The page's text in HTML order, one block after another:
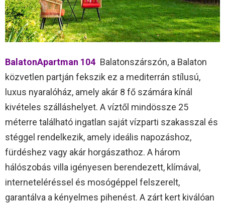
BalatonApartman 104 Balatonszárszón, a Balaton
közvetlen partján fekszik ez a mediterrán stílusú,
luxus nyaralóház, amely akár 8 fő számára kínál
kivételes szálláshelyet. A víztől mindössze 25
méterre található ingatlan saját vízparti szakasszal és
stéggel rendelkezik, amely ideális napozáshoz,
fürdéshez vagy akár horgászathoz. A három
hálószobás villa igényesen berendezett, klímával,
interneteléréssel és mosógéppel felszerelt,
garantálva a kényelmes pihenést. A zárt kert kiválóan